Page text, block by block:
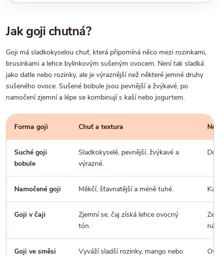
Jak goji chutná?
Goji má sladkokyselou chuť, která připomíná něco mezi rozinkami,
brusinkami a lehce bylinkovým sušeným ovocem. Není tak sladká
jako datle nebo rozinky, ale je výraznější než některé jemné druhy
sušeného ovoce. Sušené bobule jsou pevnější a žvýkavé, po
namočení zjemní a lépe se kombinují s kaší nebo jogurtem.
Forma goji Chuť a textura
Suché goji
bobule
Sladkokyselé, pevnější, žvýkavé a
výrazné.
Namočené goji Měkčí, šťavnatější a méně tuhé.
Goji v čaji
Zjemní se, čaj získá lehce ovocný
tón.
Goji ve směsi
Vyváží sladší rozinky, mango nebo